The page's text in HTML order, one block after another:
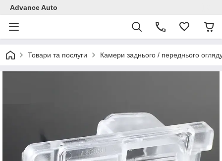
Advance Auto
Товари та послуги Камери заднього / переднього